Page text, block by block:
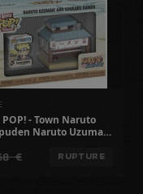
- Town Naruto
Naruto Uzumaki
€ RUPTURE